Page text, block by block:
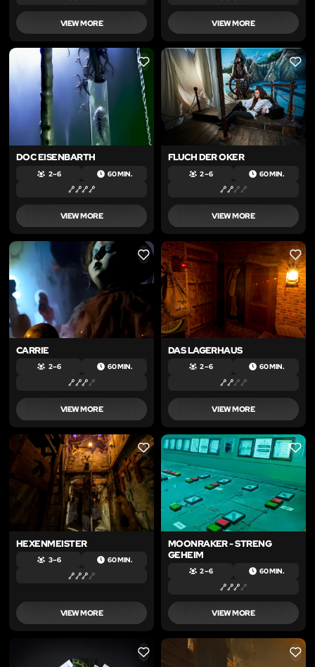
VIEW MORE VIEW MORE
LIKE
DOC EISENBARTH
2 – 6 60 MIN.
VIEW MORE
LIKE
FLUCH DER OKER
2 – 6 60 MIN.
VIEW MORE
LIKE
CARRIE
2 – 6 60 MIN.
VIEW MORE
LIKE
DAS LAGERHAUS
2 – 6 60 MIN.
VIEW MORE
LIKE
HEXENMEISTER
3 – 6 60 MIN.
VIEW MORE
LIKE
MOONRAKER - STRENG
GEHEIM
2 – 6 60 MIN.
VIEW MORE
LIKE LIKE